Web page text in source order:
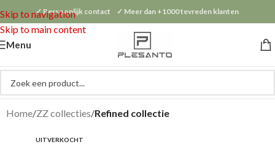
Skip to navigation
Skip to main content
✓ Persoonlijk contact ✓ Meer dan +1000 tevreden klanten
Menu
Home ZZ collecties Refined collectie
UITVERKOCHT